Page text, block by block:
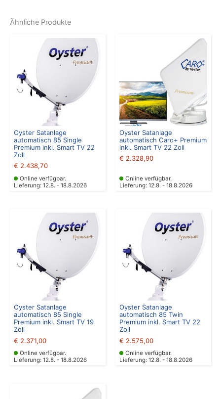
Ähnliche Produkte
Oyster Satanlage
automatisch 85 Single
Premium inkl. Smart TV 22
Zoll
€ 2.438,70
Online verfügbar.
Lieferung: 12.8. - 18.8.2026
Oyster Satanlage
automatisch Caro+ Premium
inkl. Smart TV 22 Zoll
€ 2.328,90
Online verfügbar.
Lieferung: 12.8. - 18.8.2026
Oyster Satanlage
automatisch 85 Single
Premium inkl. Smart TV 19
Zoll
€ 2.371,00
Online verfügbar.
Lieferung: 12.8. - 18.8.2026
Oyster Satanlage
automatisch 85 Twin
Premium inkl. Smart TV 22
Zoll
€ 2.575,00
Online verfügbar.
Lieferung: 12.8. - 18.8.2026